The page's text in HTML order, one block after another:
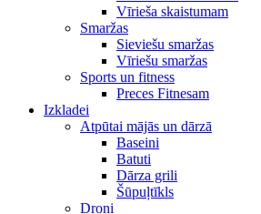
Vīrieša skaistumam
Smaržas
Sieviešu smaržas
Vīriešu smaržas
Sports un fitness
Preces Fitnesam
Izkladei
Atpūtai mājās un dārzā
Baseini
Batuti
Dārza grili
Šūpuļtīkls
Droni